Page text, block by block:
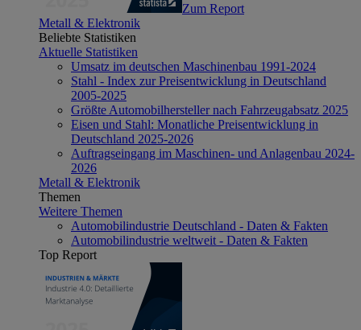
Zum Report
Metall & Elektronik
Beliebte Statistiken
Aktuelle Statistiken
Umsatz im deutschen Maschinenbau 1991-2024
Stahl - Index zur Preisentwicklung in Deutschland
2005-2025
Größte Automobilhersteller nach Fahrzeugabsatz 2025
Eisen und Stahl: Monatliche Preisentwicklung in
Deutschland 2025-2026
Auftragseingang im Maschinen- und Anlagenbau 2024-
2026
Metall & Elektronik
Themen
Weitere Themen
Automobilindustrie Deutschland - Daten & Fakten
Automobilindustrie weltweit - Daten & Fakten
Top Report